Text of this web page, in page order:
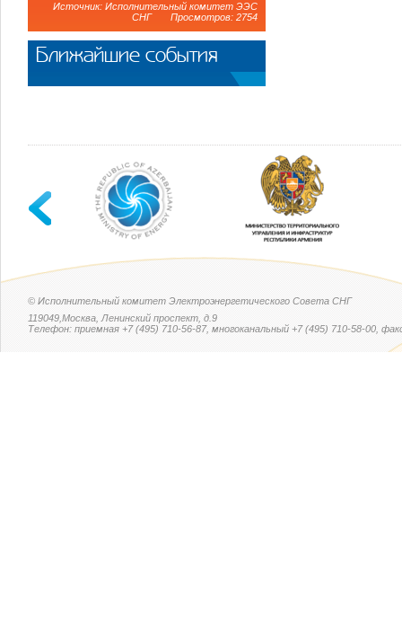
Источник: Исполнительный комитет ЭЭС
СНГ Просмотров: 2754
Ближайшие события
© Исполнительный комитет Электроэнергетического Совета СНГ
119049,Москва, Ленинский проспект, д.9
Телефон: приемная +7 (495) 710-56-87, многоканальный +7 (495) 710-58-00,